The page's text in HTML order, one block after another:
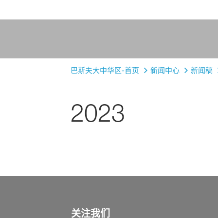
巴斯夫大中华区-首页 新闻中心 新闻稿
2023
关注我们